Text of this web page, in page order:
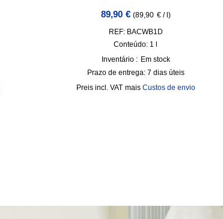
89,90 € (89,90 €/l)
REF: BACWB1D
Conteúdo: 1
Inventário : Em stock
Prazo de entrega: 7 dias úteis
incl. VAT mais Custos de envio